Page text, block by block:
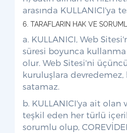
arasında KULLANICI'ya
6. TARAFLARIN HAK VE
a. KULLANICI, Web
süresi boyunca kullanma
olur. Web Sitesi'ni
kuruluşlara devredemez,
satamaz.
b. KULLANICI'ya ait olan
teşkil eden her türlü
sorumlu olup,